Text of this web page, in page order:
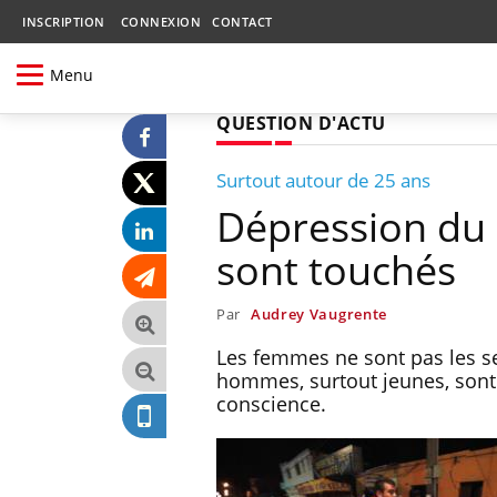
INSCRIPTION CONNEXION CONTACT
Menu
QUESTION D'ACTU
Surtout autour de 25 ans
Dépression
sont touchés
Par Audrey Vaugrente
Les femmes ne sont pas les
hommes, surtout jeunes,
conscience.